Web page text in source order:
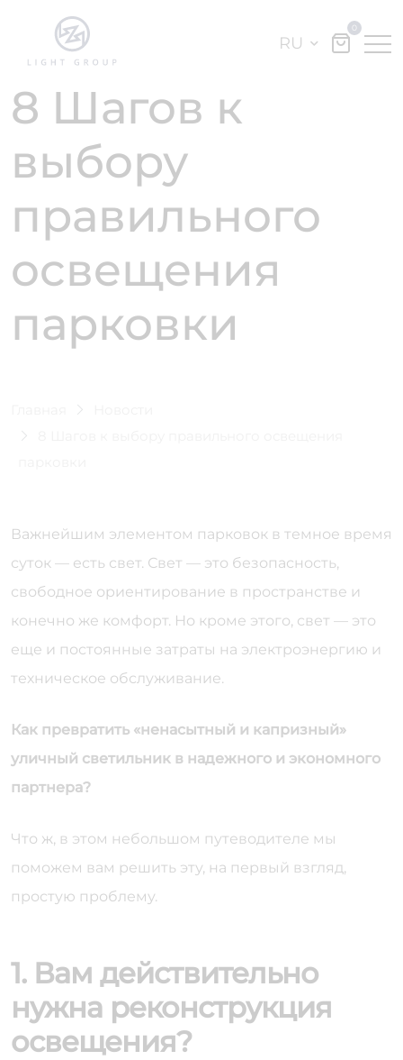
RU
0
8 Шагов к
выбору
правильного
освещения
парковки
Важнейшим элементом парковок в темное время
суток — есть свет. Свет — это безопасность,
свободное ориентирование в пространстве и
конечно же комфорт. Но кроме этого, свет — это
еще и постоянные затраты на электроэнергию и
техническое обслуживание.
Как превратить «ненасытный и капризный»
уличный светильник в надежного и экономного
партнера?
Что ж, в этом небольшом путеводителе мы
поможем вам решить эту, на первый взгляд,
простую проблему.
1. Вам действительно
нужна реконструкция
освещения?